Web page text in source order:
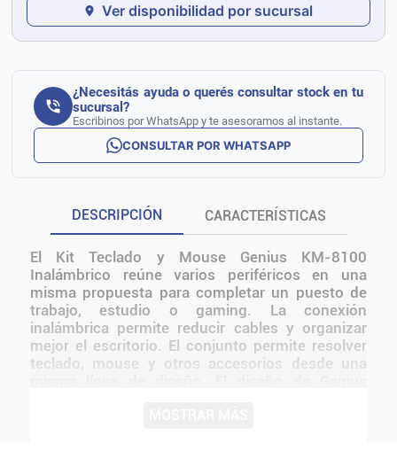
Ver disponibilidad por sucursal
¿Necesitás ayuda o querés consultar stock en tu
sucursal?
Escribinos por WhatsApp y te asesoramos al instante.
CONSULTAR POR WHATSAPP
DESCRIPCIÓN CARACTERÍSTICAS
El Kit Teclado y Mouse Genius KM-8100
Inalámbrico reúne varios periféricos en una
misma propuesta para completar un puesto de
trabajo, estudio o gaming. La conexión
inalámbrica permite reducir cables y organizar
mejor el escritorio. El conjunto permite resolver
teclado, mouse y otros accesorios desde una